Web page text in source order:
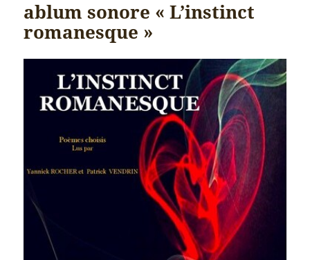
ablum sonore « L’instinct
romanesque »